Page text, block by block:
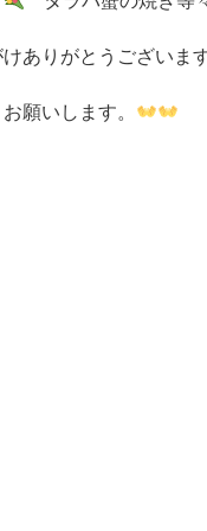
ありがとうございま
願いします。